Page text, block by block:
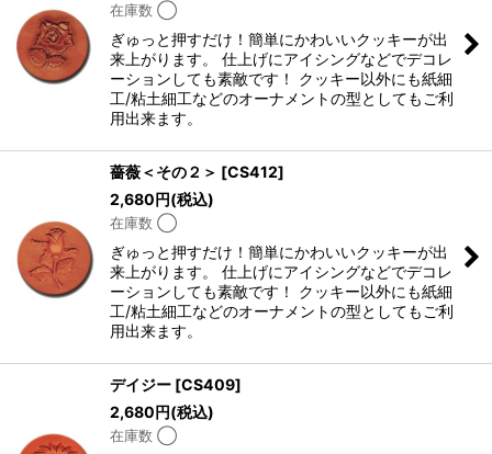
在庫数 ◯
ぎゅっと押すだけ！簡単にかわいいクッキーが出
来上がります。 仕上げにアイシングなどでデコレ
ーションしても素敵です！ クッキー以外にも紙細
工/粘土細工などのオーナメントの型としてもご利
用出来ます。
薔薇＜その２＞ [CS412]
2,680円(税込)
在庫数 ◯
ぎゅっと押すだけ！簡単にかわいいクッキーが出
来上がります。 仕上げにアイシングなどでデコレ
ーションしても素敵です！ クッキー以外にも紙細
工/粘土細工などのオーナメントの型としてもご利
用出来ます。
デイジー [CS409]
2,680円(税込)
在庫数 ◯